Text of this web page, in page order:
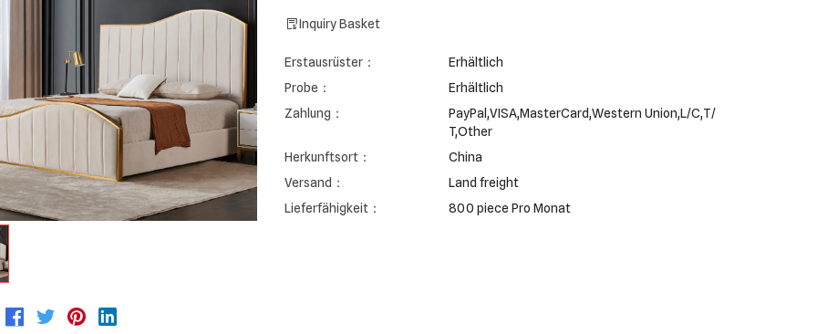
Inquiry Basket
Erstausrüster：
Erhältlich
Probe：
Erhältlich
Zahlung：
PayPal,VISA,MasterCard,Western Union,L/C,T/
T,Other
Herkunftsort：
China
Versand：
Land freight
Lieferfähigkeit：
800 piece Pro Monat